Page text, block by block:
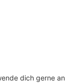
dich gerne an